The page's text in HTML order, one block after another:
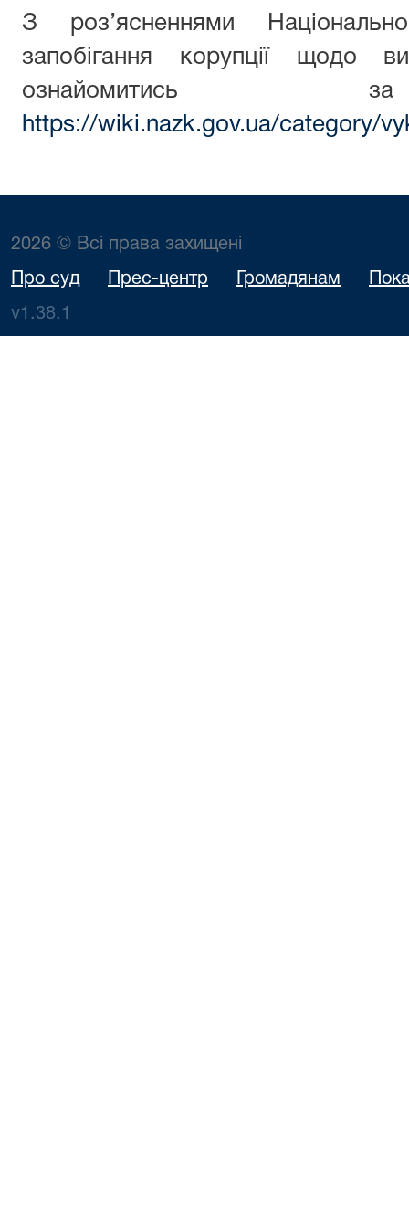
З роз’ясненнями
запобігання корупції щодо
ознайомитись
https://wiki.nazk.gov.ua/category/
2026 © Всі права захищені
Про суд Прес-центр Громадянам
v1.38.1